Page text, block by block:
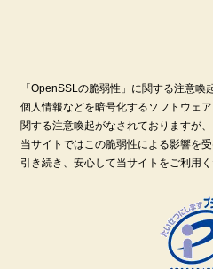
「OpenSSLの脆弱性」に関する注意喚
個人情報などを暗号化するソフトウェ
関する注意喚起がなされておりますが、
当サイトではこの脆弱性による影響を
引き続き、安心して当サイトをご利用く